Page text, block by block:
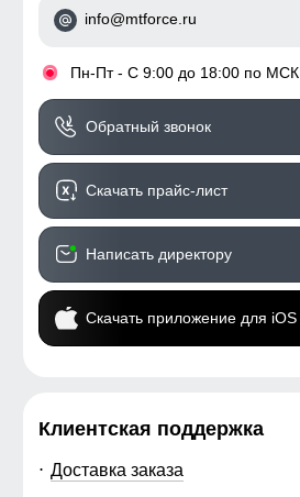
info@mtforce.ru
• Пн-Пт - С 9:00 до 18:00 по МСК
Обратный звонок
Скачать прайс-лист
Написать директору
Скачать приложение для iOS
Клиентская поддержка
Доставка заказа